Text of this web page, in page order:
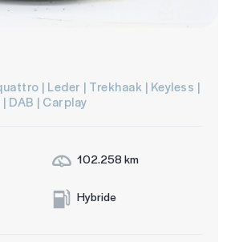
| Leder | Trekhaak | Keyless |
DAB | Carplay
102.258 km
Hybride